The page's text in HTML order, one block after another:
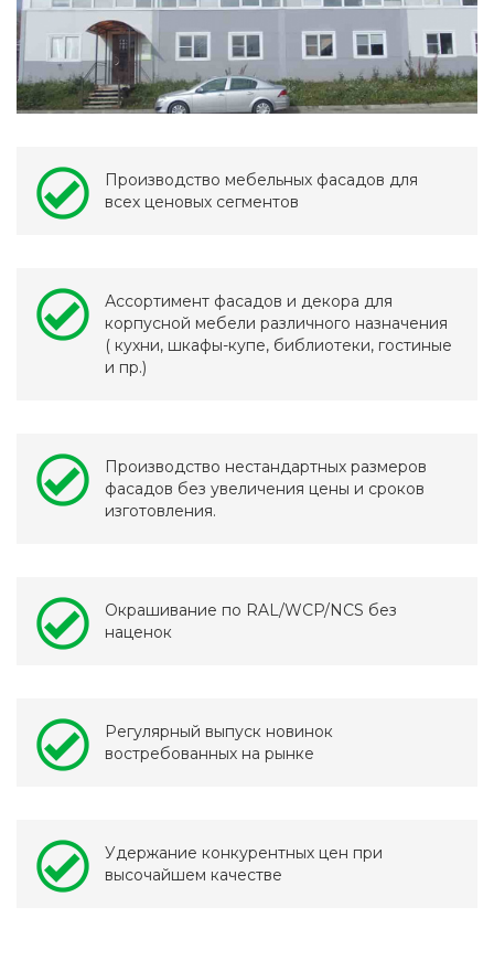
Производство мебельных фасадов для
всех ценовых сегментов
Ассортимент фасадов и декора для
корпусной мебели различного назначения
( кухни, шкафы-купе, библиотеки, гостиные
и пр.)
Производство нестандартных размеров
фасадов без увеличения цены и сроков
изготовления.
Окрашивание по RAL/WCP/NCS без
наценок
Регулярный выпуск новинок
востребованных на рынке
Удержание конкурентных цен при
высочайшем качестве